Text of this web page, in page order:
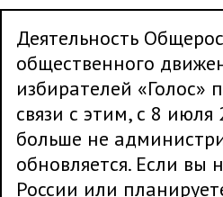
Деятельность
общественного
избирателей «Голос»
связи с этим, с 8 июля
больше не
обновляется. Если вы
России или